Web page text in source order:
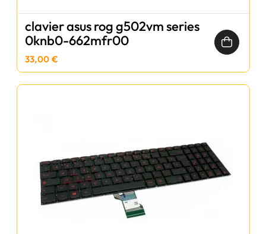
clavier asus rog g502vm series
0knb0-662mfr00
33,00 €